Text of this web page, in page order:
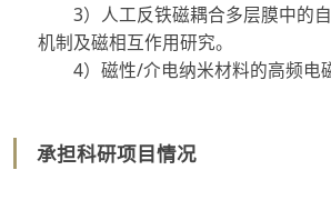
3）人工反铁磁耦合多层膜中的自
机制及磁相互作用研究。
4）磁性/介电纳米材料的高频电磁
承担科研项目情况